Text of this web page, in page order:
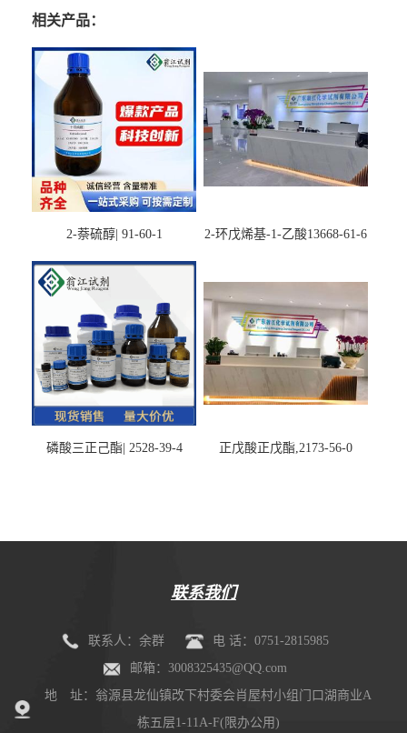
相关产品：
2-萘硫醇| 91-60-1 2-环戊烯基-1-乙酸13668-61-6
磷酸三正己酯| 2528-39-4 正戊酸正戊酯,2173-56-0
联系我们
联系人：余群
电 话：0751-2815985
邮箱：3008325435@QQ.com
地 址：翁源县龙仙镇改下村委会肖屋村小组门口湖商业A
栋五层1-11A-F(限办公用)